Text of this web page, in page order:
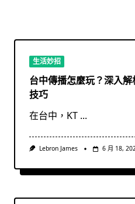
生活妙招
台中傳播怎麼玩？深入
技巧
在台中，KT ...
Lebron James 6 月 18,